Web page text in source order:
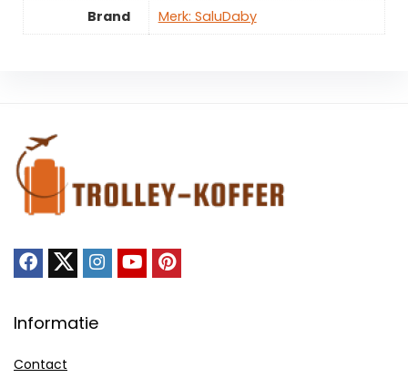
Brand Merk: SaluDaby
Informatie
Contact